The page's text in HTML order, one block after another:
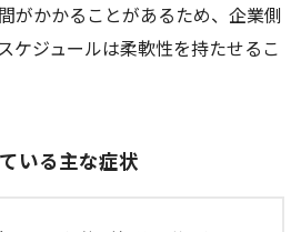
がかかることがあるため、企業側
ケジュールは柔軟性を持たせるこ
いる主な症状